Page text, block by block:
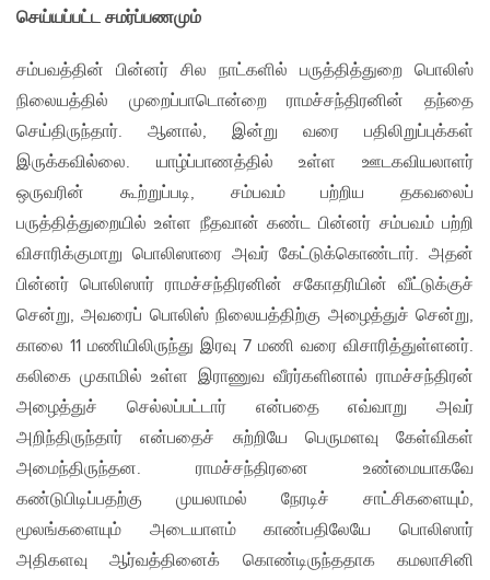
செய்யப்பட்ட சமர்ப்பணமும்
சம்பவத்தின் பின்னர் சில நாட்களில் பருத்தித்துறை பொலிஸ்
நிலையத்தில் முறைப்பாடொன்றை ராமச்சந்திரனின் தந்தை
செய்திருந்தார். ஆனால், இன்று வரை பதிலிறுப்புக்கள்
இருக்கவில்லை. யாழ்ப்பாணத்தில் உள்ள ஊடகவியலாளர்
ஒருவரின் கூற்றுப்படி, சம்பவம் பற்றிய தகவலைப்
பருத்தித்துறையில் உள்ள நீதவான் கண்ட பின்னர் சம்பவம் பற்றி
விசாரிக்குமாறு பொலிஸாரை அவர் கேட்டுக்கொண்டார். அதன்
பின்னர் பொலிஸார் ராமச்சந்திரனின் சகோதரியின் வீட்டுக்குச்
சென்று, அவரைப் பொலிஸ் நிலையத்திற்கு அழைத்துச் சென்று,
காலை 11 மணியிலிருந்து இரவு 7 மணி வரை விசாரித்துள்ளனர்.
கலிகை முகாமில் உள்ள இராணுவ வீரர்களினால் ராமச்சந்திரன்
அழைத்துச் செல்லப்பட்டார் என்பதை எவ்வாறு அவர்
அறிந்திருந்தார் என்பதைச் சுற்றியே பெருமளவு கேள்விகள்
அமைந்திருந்தன. ராமச்சந்திரனை உண்மையாகவே
கண்டுபிடிப்பதற்கு முயலாமல் நேரடிச் சாட்சிகளையும்,
மூலங்களையும் அடையாளம் காண்பதிலேயே பொலிஸார்
அதிகளவு ஆர்வத்தினைக் கொண்டிருந்ததாக கமலாசினி